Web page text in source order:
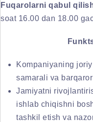
Fuqarolarni qabul
soat 16.00 dan 18.00
Kompaniyaning
samarali va
Jamiyatni
ishlab chiqishni
tashkil etish va